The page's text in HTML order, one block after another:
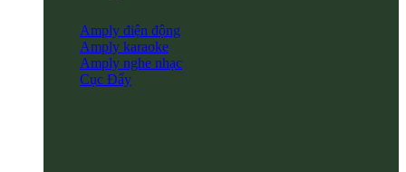
Amply điện động
Amply karaoke
Amply nghe nhạc
Cục Đẩy